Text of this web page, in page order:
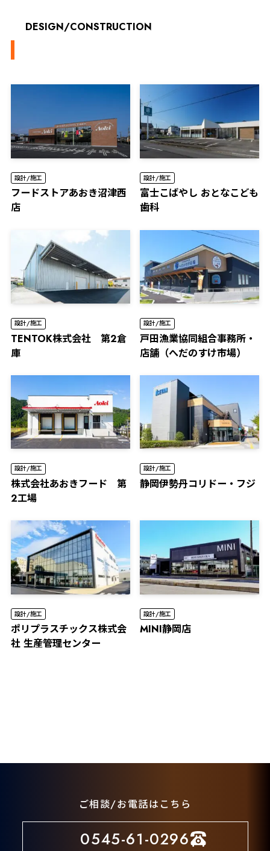
DESIGN/CONSTRUCTION
設計/施工
フードストアあおき沼津西
店
設計/施工
富士こばやし おとなこども
歯科
設計/施工
TENTOK株式会社 第2倉
庫
設計/施工
⼾⽥漁業協同組合事務所・
店舗（へだのすけ市場）
設計/施工
株式会社あおきフード 第
2工場
設計/施工
静岡伊勢丹コリドー・フジ
設計/施工
ポリプラスチックス株式会
社 生産管理センター
設計/施工
MINI静岡店
ご相談/お電話はこちら
0545-61-0296